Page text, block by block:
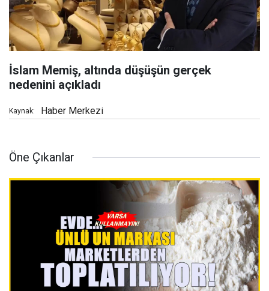
İslam Memiş, altında düşüşün gerçek
nedenini açıkladı
Kaynak: Haber Merkezi
Öne Çıkanlar